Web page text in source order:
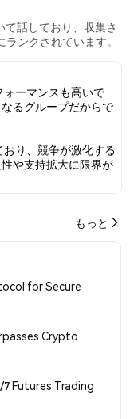
て話しており、収集さ
ンクされています。
関するニュース記事
のツイートが強気
情を示しました。
的でした。 これらの
。
ォーマンスも高いで
るグループだからで
り、競争が激化する
や支持拡大に限界が
もっと
for Secure
Crypto
Futures Trading